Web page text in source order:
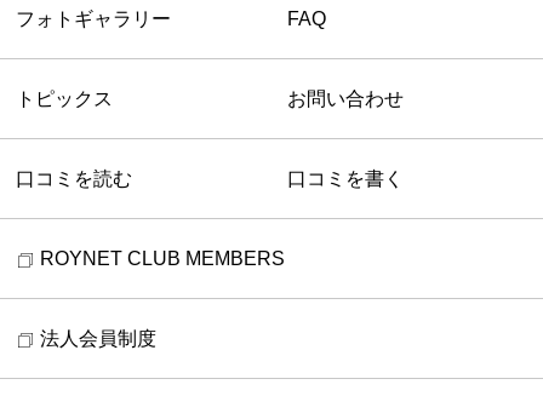
フォトギャラリー FAQ
トピックス お問い合わせ
口コミを読む 口コミを書く
ROYNET CLUB MEMBERS
法人会員制度